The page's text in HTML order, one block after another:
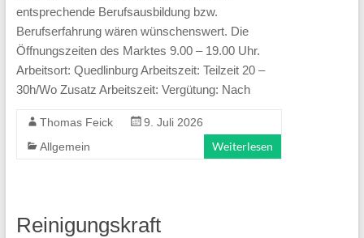
eines:
Chancen
schaffen!
entsprechende Berufsausbildung bzw.
Berufserfahrung wären wünschenswert. Die
Öffnungszeiten des Marktes 9.00 – 19.00 Uhr.
Arbeitsort: Quedlinburg Arbeitszeit: Teilzeit 20 –
30h/Wo Zusatz Arbeitszeit: Vergütung: Nach
Thomas Feick
9. Juli 2026
Allgemein
Weiterlesen
Reinigungskraft